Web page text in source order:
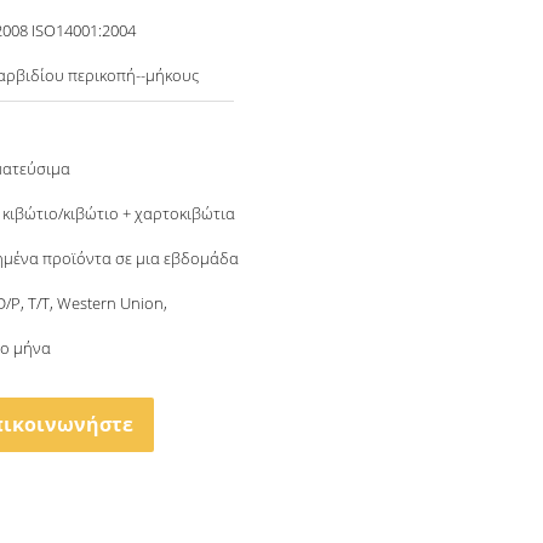
ISO14001:2004
περικοπή--μήκους
κιβώτιο + χαρτοκιβώτια
προϊόντα σε μια εβδομάδα
P, T/T, Western Union,
μήνα